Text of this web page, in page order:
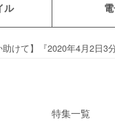
ル
助けて】『2020年4月2日
特集一覧